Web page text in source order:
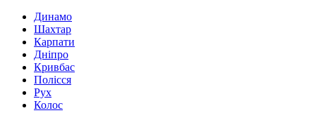
Динамо
Шахтар
Карпати
Дніпро
Кривбас
Полісся
Рух
Колос